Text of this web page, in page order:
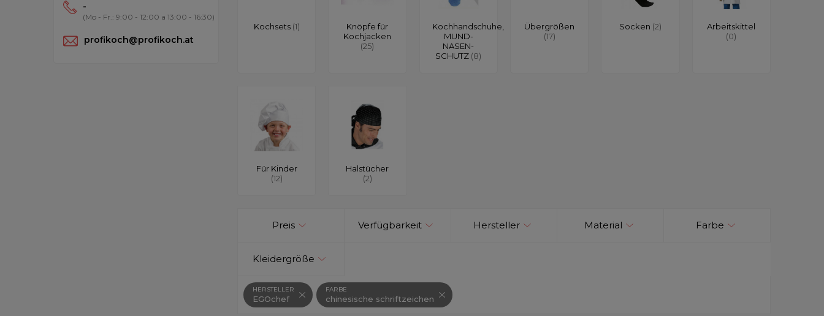
-
(Mo - Fr.: 9:00 - 12:00 a 13:00 - 16:30)
profikoch@profikoch.at
Kochsets (1)
Knöpfe für
Kochjacken
(25)
Kochhandschuhe,
MUND-
NASEN-
SCHUTZ (8)
Übergrößen
(17)
Socken (2)
Arbeitskittel
(0)
Für Kinder
(12)
Halstücher
(2)
Preis Verfügbarkeit Hersteller Material Farbe
Kleidergröße
HERSTELLER
EGOchef
FARBE
chinesische schriftzeichen